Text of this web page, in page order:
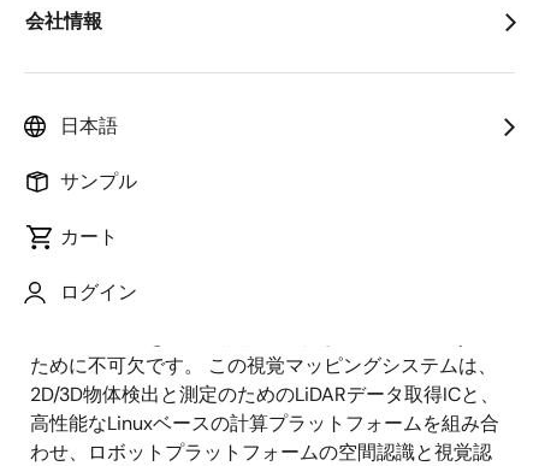
会社情報
日本語
サンプル
カート
ログイン
概要
概
要
説明
明
視覚マッピングは、自律ロボットやエージェントが自
ために不可欠です。 この視覚マッピングシステムは、
2D/3D物体検出と測定のためのLiDARデータ取得ICと、
高性能なLinuxベースの計算プラットフォームを組み合
わせ、ロボットプラットフォームの空間認識と視覚認